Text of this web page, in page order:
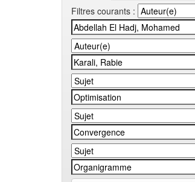
Filtres courants :